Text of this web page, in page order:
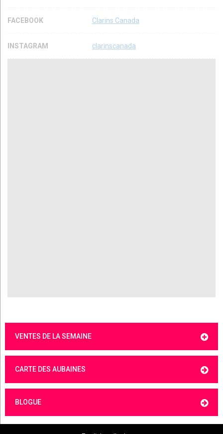
FACEBOOK Clarins Canada
INSTAGRAM clarinscanada
VENTES DE LA SEMAINE
CARTE DES AUBAINES
BLOGUE